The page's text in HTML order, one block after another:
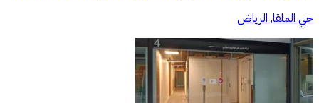
حي الملقا, الرياض